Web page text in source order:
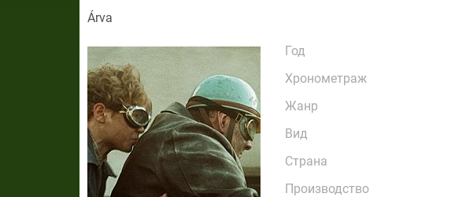
Árva
Год
Хронометраж
Жанр
Вид
Страна
Производство